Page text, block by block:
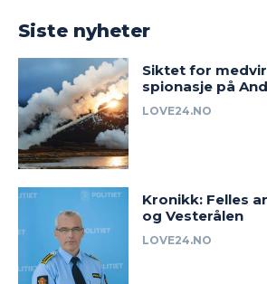
Siste nyheter
Siktet for
spionasje på
LOVE24.NO
Kronikk: Felles
og Vesterålen
LOVE24.NO